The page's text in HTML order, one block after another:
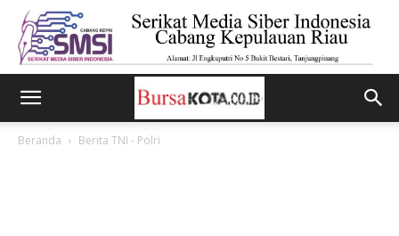
Beranda Berita TNI - Polri